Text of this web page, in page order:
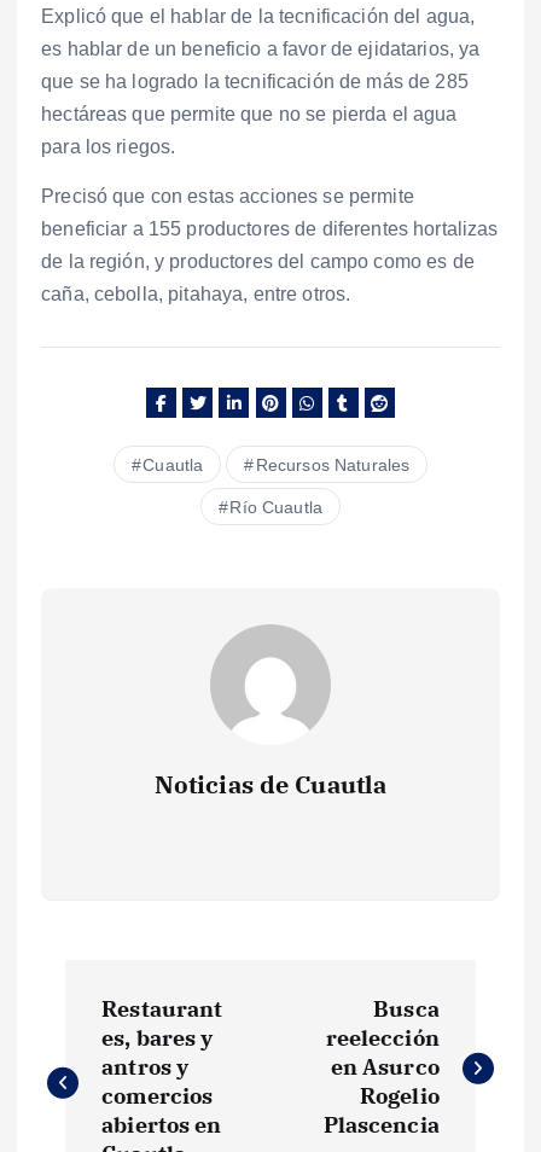
Explicó que el hablar de la tecnificación del agua,
es hablar de un beneficio a favor de ejidatarios, ya
que se ha logrado la tecnificación de más de 285
hectáreas que permite que no se pierda el agua
para los riegos.
Precisó que con estas acciones se permite
beneficiar a 155 productores de diferentes hortalizas
de la región, y productores del campo como es de
caña, cebolla, pitahaya, entre otros.
Cuautla Recursos Naturales
Río Cuautla
Noticias de Cuautla
v
Restaurant
es, bares y
antros y
comercios
abiertos en
Busca
reelección
en Asurco
Rogelio
Plascencia